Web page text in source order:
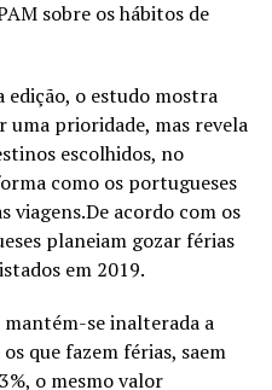
sobre os hábitos de
edição, o estudo mostra
uma prioridade, mas revela
escolhidos, no
como os portugueses
viagens.De acordo com os
planeiam gozar férias
em 2019.
se inalterada a
que fazem férias, saem
o mesmo valor